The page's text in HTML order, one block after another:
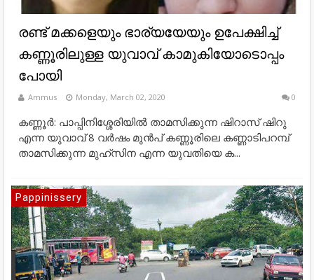
രണ്ട് മക്കളെയും ഭാര്യയേയും ഉപേക്ഷിച്ച്
കണ്ണൂരിലുള്ള യുവാവ് കാമുകിയോടൊപ്പം
പോയി
Ammus Monday, March 02, 2020 0
കണ്ണൂർ: പാപ്പിനിശ്ശേരിയിൽ താമസിക്കുന്ന ഷിറാസ് ഷിറു
എന്ന യുവാവ് 8 വർഷം മുൻപ് കണ്ണൂരിലെ കണ്ണാടിപറമ്പ്
താമസിക്കുന്ന മുഹ്സിന എന്ന യുവതിയെ ക...
Pappinissery